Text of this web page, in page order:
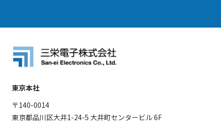
東京本社
〒140-0014
東京都品川区大井1-24-5 大井町センタービル 6F